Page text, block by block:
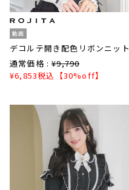
動画
デコルテ開き配色リボンニット
通常価格 : ¥9,790
¥6,853税込 【30%off】